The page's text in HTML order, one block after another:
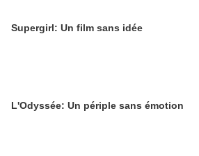
Supergirl: Un film sans idée
L'Odyssée: Un périple sans émotion